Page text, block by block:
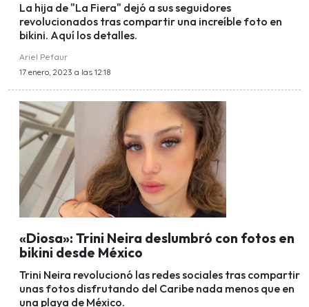
La hija de "La Fiera" dejó a sus seguidores
revolucionados tras compartir una increíble foto en
bikini. Aquí los detalles.
Ariel Pefaur
17 enero, 2023 a las 12:18
«Diosa»: Trini Neira deslumbró con fotos en
bikini desde México
Trini Neira revolucionó las redes sociales tras compartir
unas fotos disfrutando del Caribe nada menos que en
una playa de México.